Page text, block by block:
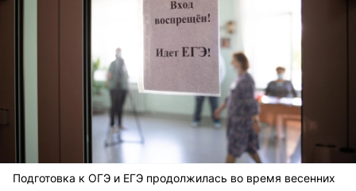
Подготовка к ОГЭ и ЕГЭ продолжилась во время весенних